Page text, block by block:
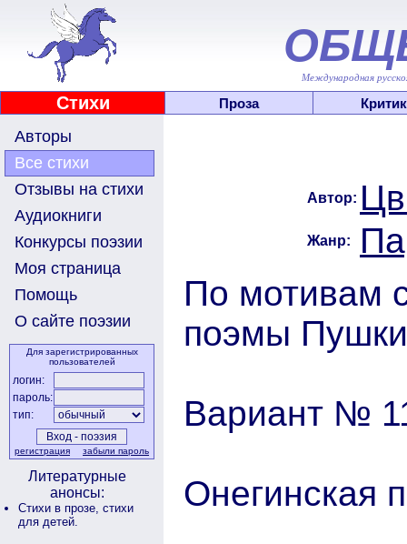
Международная
Стихи Проза
Авторы
Все стихи
Отзывы на стихи
Аудиокниги
Конкурсы поэзии
Моя страница
Помощь
О сайте поэзии
Для зарегистрированных
пользователей
логин:
пароль:
тип:
регистрация забыли пароль
Литературные
анонсы:
Стихи в прозе, стихи
для детей.
Автор:
Жанр:
По мотивам
поэмы
Вариант №
Онегинская